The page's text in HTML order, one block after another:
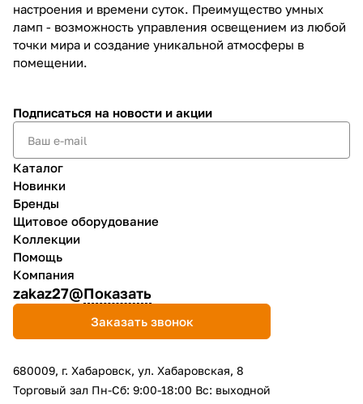
настроения и времени суток. Преимущество умных
ламп - возможность управления освещением из любой
точки мира и создание уникальной атмосферы в
помещении.
Подписаться на новости и акции
Каталог
Новинки
Бренды
Щитовое оборудование
Коллекции
Помощь
Компания
zakaz27@Показать
Заказать звонок
680009, г. Хабаровск, ул. Хабаровская, 8
Торговый зал Пн-Сб: 9:00-18:00 Вс: выходной